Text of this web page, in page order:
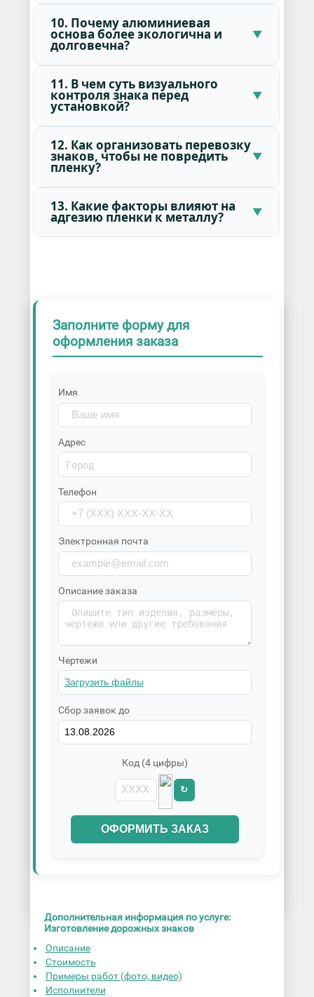
10. Почему алюминиевая
основа более экологична и
долговечна?
11. В чем суть визуального
контроля знака перед
установкой?
12. Как организовать перевозку
знаков, чтобы не повредить
пленку?
13. Какие факторы влияют на
адгезию пленки к металлу?
Заполните форму для
оформления заказа
Имя
Адрес
Телефон
Электронная почта
Описание заказа
Чертежи
Сбор заявок до
Код (4 цифры)
↻
ОФОРМИТЬ ЗАКАЗ
Дополнительная информация по услуге:
Изготовление дорожных знаков
Описание
Стоимость
Примеры работ (фото, видео)
Исполнители